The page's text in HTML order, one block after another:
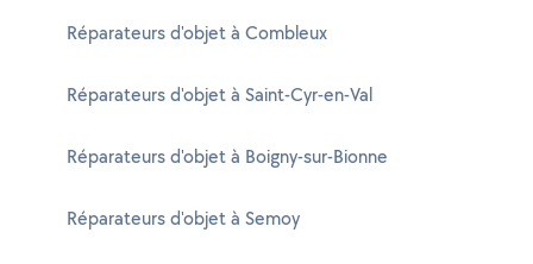
Réparateurs d'objet à Combleux
Réparateurs d'objet à Saint-Cyr-en-Val
Réparateurs d'objet à Boigny-sur-Bionne
Réparateurs d'objet à Semoy